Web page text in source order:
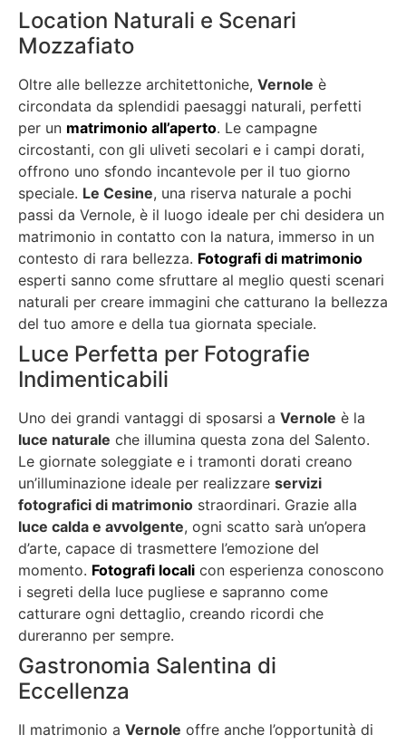
Location Naturali e Scenari
Mozzafiato
Oltre alle bellezze architettoniche, Vernole è
circondata da splendidi paesaggi naturali, perfetti
per un matrimonio all’aperto. Le campagne
circostanti, con gli uliveti secolari e i campi dorati,
offrono uno sfondo incantevole per il tuo giorno
speciale. Le Cesine, una riserva naturale a pochi
passi da Vernole, è il luogo ideale per chi desidera un
matrimonio in contatto con la natura, immerso in un
contesto di rara bellezza. Fotografi di matrimonio
esperti sanno come sfruttare al meglio questi scenari
naturali per creare immagini che catturano la bellezza
del tuo amore e della tua giornata speciale.
Luce Perfetta per Fotografie
Indimenticabili
Uno dei grandi vantaggi di sposarsi a Vernole è la
luce naturale che illumina questa zona del Salento.
Le giornate soleggiate e i tramonti dorati creano
un’illuminazione ideale per realizzare servizi
fotografici di matrimonio straordinari. Grazie alla
luce calda e avvolgente, ogni scatto sarà un’opera
d’arte, capace di trasmettere l’emozione del
momento. Fotografi locali con esperienza conoscono
i segreti della luce pugliese e sapranno come
catturare ogni dettaglio, creando ricordi che
dureranno per sempre.
Gastronomia Salentina di
Eccellenza
Il matrimonio a Vernole offre anche l’opportunità di